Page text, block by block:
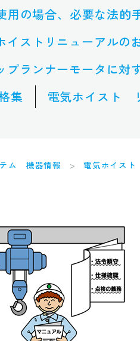
用の場合、必要な法的
イストリニューアルの
プランナーモータに対
集 電気ホイスト
ム 機器情報
電気ホイスト